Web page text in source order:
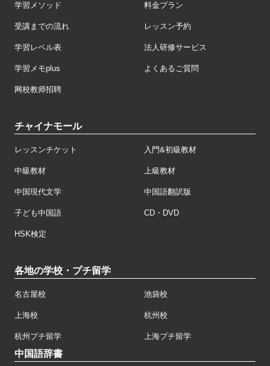
学習メソッド 料金プラン
受講までの流れ レッスン予約
学習レベル表 法人研修サービス
学習メモplus よくあるご質問
网校教师招聘
チャイナモール
レッスンチケット 入門&初級教材
中級教材 上級教材
中国現代文学 中国語翻訳版
子ども中国語 CD・DVD
HSK検定
各地の学校・プチ留学
名古屋校 池袋校
上海校 杭州校
杭州プチ留学 上海プチ留学
中国語辞書